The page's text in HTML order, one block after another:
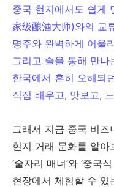
중국 현지에서도 쉽게
家级酿酒大师)와의 교
명주와 완벽하게 어울
그리고 술을 통해 만나
한국에서 흔히 오해되
직접 배우고, 맛보고,
그래서 지금 중국 비즈
현지 거래 문화를 알아
‘술자리 매너’와 ‘중국
현장에서 체험할 수 있